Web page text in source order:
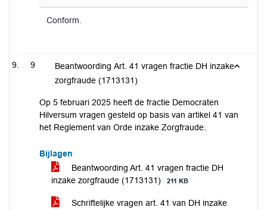
Conform.
9
Beantwoording Art. 41 vragen fractie DH inzake
zorgfraude (1713131)
Op 5 februari 2025 heeft de fractie Democraten
Hilversum vragen gesteld op basis van artikel 41 van
het Reglement van Orde inzake Zorgfraude.
Bijlagen
Beantwoording Art. 41 vragen fractie DH
inzake zorgfraude (1713131)
211 KB
Schriftelijke vragen art. 41 van DH inzake